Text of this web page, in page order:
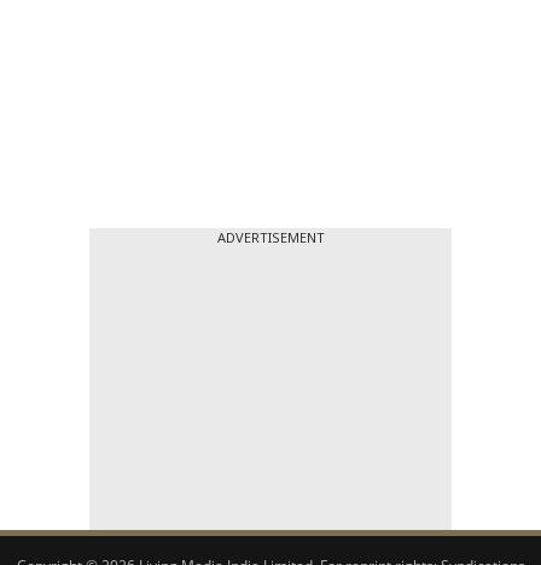
ADVERTISEMENT